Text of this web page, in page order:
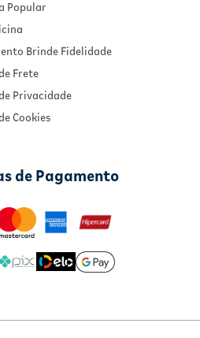
Popular
Brinde Fidelidade
Frete
Privacidade
Cookies
de Pagamento